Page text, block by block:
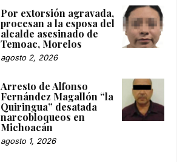
Por extorsión agravada,
procesan a la esposa del
alcalde asesinado de
Temoac, Morelos
agosto 2, 2026
Arresto de Alfonso
Fernández Magallón “la
Quiringua” desatada
narcobloqueos en
Michoacán
agosto 1, 2026